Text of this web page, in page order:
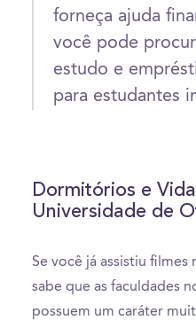
forneça ajuda
você pode
estudo e
para estudantes
Dormitórios e
Universidade de
Se você já assistiu
sabe que as faculdades
possuem um caráter